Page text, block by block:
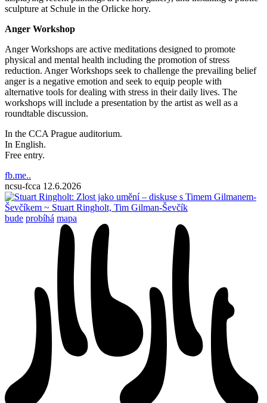
sculpture at Schule in the Orlicke hory.
Anger Workshop
Anger Workshops are active meditations designed to promote
physical and mental health including the promotion of stress
reduction. Anger Workshops seek to challenge the prevailing belief
anger is a negative emotion and seek to equip people with
alternative tools for dealing with stress in their daily lives. The
workshops will include a presentation by the artist as well as a
roundtable discussion.
In the CCA Prague auditorium.
In English.
Free entry.
fb.me..
ncsu-fcca 12.6.2026
bude probíhá mapa